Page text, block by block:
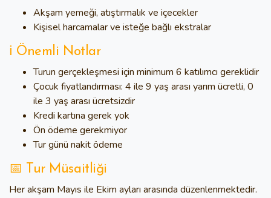
Akşam yemeği, atıştırmalık ve içecekler
Kişisel harcamalar ve isteğe bağlı ekstralar
ℹ️ Önemli Notlar
Turun gerçekleşmesi için minimum 6 katılımcı gereklidir
Çocuk fiyatlandırması: 4 ile 9 yaş arası yarım ücretli, 0
ile 3 yaş arası ücretsizdir
Kredi kartına gerek yok
Ön ödeme gerekmiyor
Tur günü nakit ödeme
📅 Tur Müsaitliği
Her akşam Mayıs ile Ekim ayları arasında düzenlenmektedir.